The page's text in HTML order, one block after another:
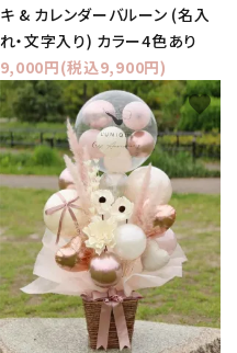
キ & カレンダーバルーン (名入
れ・文字入り) カラー4色あり
9,000円(税込9,900円)
favorite